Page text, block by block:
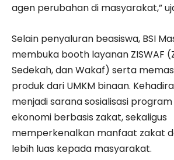
agen perubahan di masyarakat,”
Selain penyaluran beasiswa, BSI
membuka booth layanan ZISWAF
Sedekah, dan Wakaf) serta
produk dari UMKM binaan.
menjadi sarana sosialisasi
ekonomi berbasis zakat, sekaligus
memperkenalkan manfaat zakat
lebih luas kepada masyarakat.